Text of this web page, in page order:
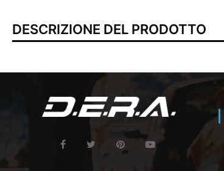
DESCRIZIONE DEL PRODOTTO